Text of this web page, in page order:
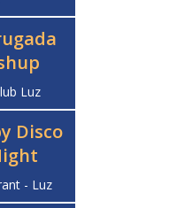
Luz
Disco
- Luz